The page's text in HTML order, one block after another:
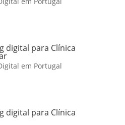
digital para Clínica
em Portugal
digital para Clínica